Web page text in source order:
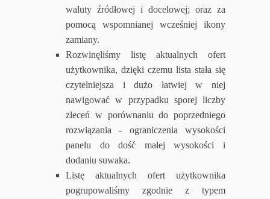
waluty źródłowej i docelowej; oraz za
pomocą wspomnianej wcześniej ikony
zamiany.
Rozwinęliśmy listę aktualnych ofert
użytkownika, dzięki czemu lista stała się
czytelniejsza i dużo łatwiej w niej
nawigować w przypadku sporej liczby
zleceń w porównaniu do poprzedniego
rozwiązania - ograniczenia wysokości
panelu do dość małej wysokości i
dodaniu suwaka.
Listę aktualnych ofert użytkownika
pogrupowaliśmy zgodnie z typem